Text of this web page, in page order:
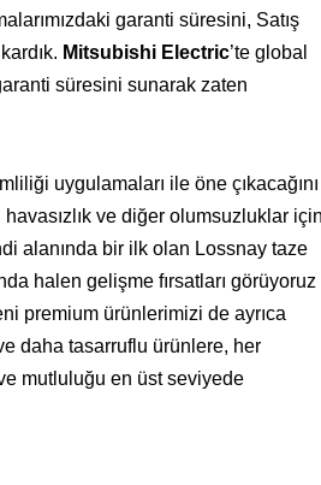
garanti süresini, Satış
Mitsubishi Electric’te global
süresini sunarak zaten
uygulamaları ile öne çıkacağını
ve diğer olumsuzluklar için
alanında bir ilk olan Lossnay taze
halen gelişme fırsatları görüyoruz
premium ürünlerimizi de ayrıca
daha tasarruflu ürünlere, her
mutluluğu en üst seviyede